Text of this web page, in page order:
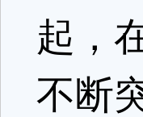
起，
不断